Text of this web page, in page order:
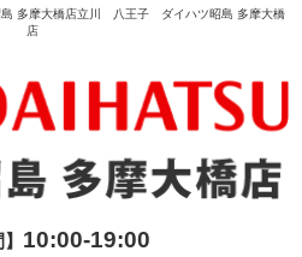
島 多摩大橋店立川 八王子 ダイハツ昭島 多摩大橋
店
10:00-19:00